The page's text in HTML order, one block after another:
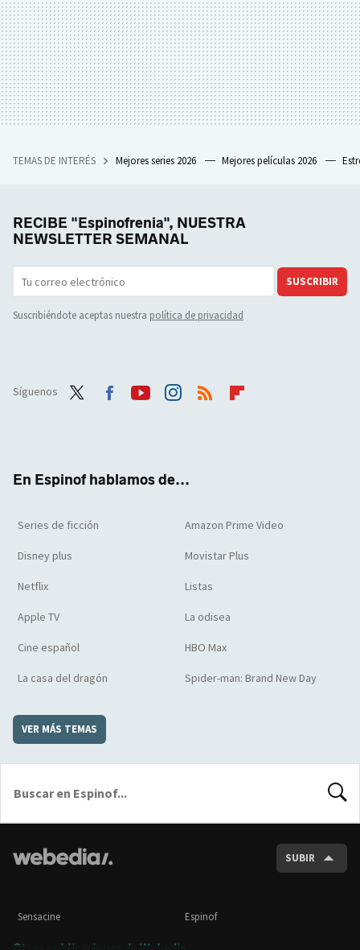
TEMAS DE INTERÉS Mejores series 2026 Mejores películas 2026
RECIBE "Espinofrenia", NUESTRA
NEWSLETTER SEMANAL
SUSCRIBIR
Suscribiéndote aceptas nuestra política de privacidad
Síguenos
En Espinof hablamos de...
Series de ficción Amazon Prime Video
Disney plus Movistar Plus
Netflix Listas
Apple TV La odisea
Cine español HBO Max
La casa del dragón Spider-man: Brand New Day
VER MÁS TEMAS
SUBIR
Sensacine Espinof